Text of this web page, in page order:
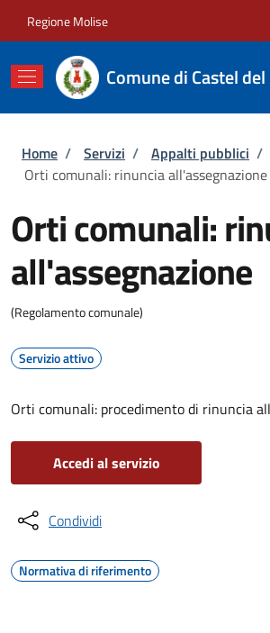
Regione Molise
Comune di Castel
Briciole di pane
Home / Servizi / Appalti pubblici /
Orti comunali: rinuncia all'assegnazione
Orti comunali:
all'assegnazione
(Regolamento comunale)
Servizio attivo
Orti comunali: procedimento di rinuncia
Accedi al servizio
Condividi
Normativa di riferimento